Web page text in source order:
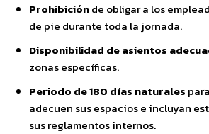
Prohibiciónde obligar a los
de pie durante toda la jornada.
Disponibilidad de asientos
zonas específicas.
Periodo de 180 días naturales
adecuen sus espacios e incluyan
sus reglamentos internos.